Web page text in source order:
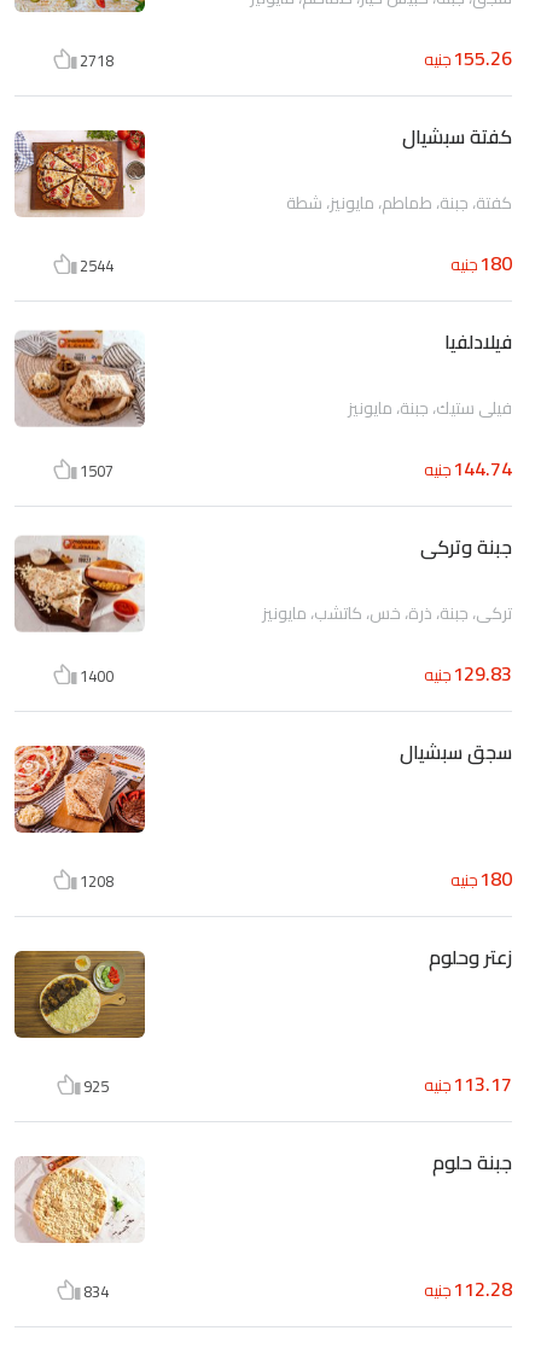
155.26جنيه 2718
كفتة سبشيال
كفتة، جبنة، طماطم، مايونيز، شطة
180جنيه 2544
فيلادلفيا
فيلى ستيك، جبنة، مايونيز
144.74جنيه 1507
جبنة وتركى
تركى، جبنة، ذرة، خس، كاتشب، مايونيز
129.83جنيه 1400
سجق سبشيال
180جنيه 1208
زعتر وحلوم
113.17جنيه 925
جبنة حلوم
112.28جنيه 834